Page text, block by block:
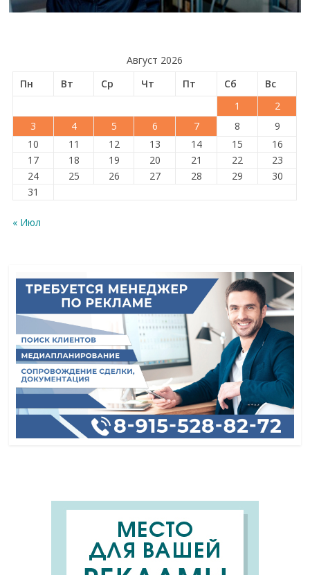
Август 2026
Пн
Вт Ср Чт Пт Сб
Вс
1
2
3
4 5 6 7 8
9
10
11 12 13 14 15
16
17
18 19 20 21 22
23
24
25 26 27 28 29
30
31
« Июл